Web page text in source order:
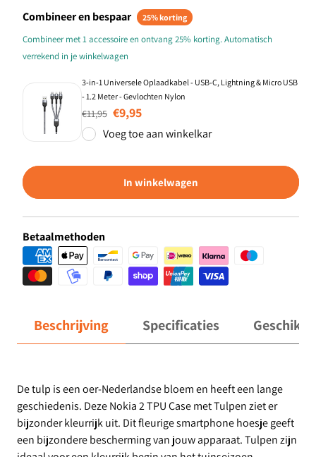
Combineer en bespaar 25% korting
Combineer met 1 accessoire en ontvang 25% korting. Automatisch
verrekend in je winkelwagen
3-in-1 Universele Oplaadkabel - USB-C, Lightning & Micro USB
- 1.2 Meter - Gevlochten Nylon
Normale prijs
€11,95 Aanbiedingsprijs
€9,95
Voeg toe aan winkelkar
In winkelwagen
Betaalmethoden
Beschrijving Specificaties Geschikt
De tulp is een oer-Nederlandse bloem en heeft een lange
geschiedenis. Deze Nokia 2 TPU Case met Tulpen ziet er
bijzonder kleurrijk uit. Dit fleurige smartphone hoesje geeft
een bijzondere bescherming van jouw apparaat. Tulpen zijn